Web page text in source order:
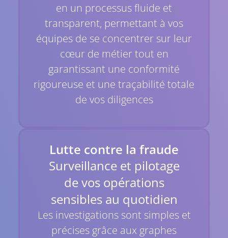
en un processus fluide et
transparent, permettant à vos
équipes de se concentrer sur leur
cœur de métier tout en
garantissant une conformité
rigoureuse et une traçabilité totale
de vos diligences
Lutte contre la fraude
Surveillance et pilotage
de vos opérations
sensibles au quotidien
Les investigations sont simples et
précises grâce aux graphes